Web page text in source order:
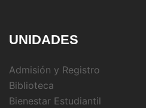
UNIDADES
Admisión y Registro
Biblioteca
Bienestar Estudiantil